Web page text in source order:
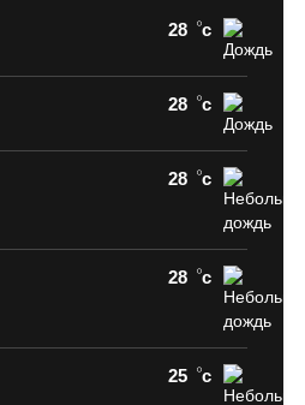
28 c
28 c
28 c
28 c
25 c